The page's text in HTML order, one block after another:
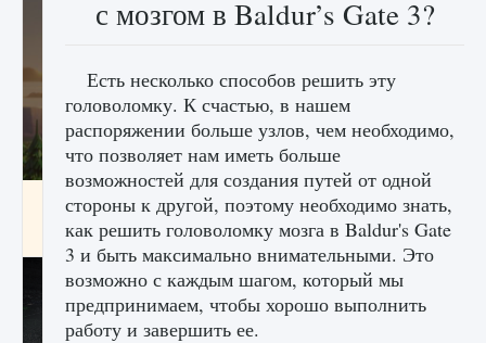
Как заработать медали лиги Clash of Clans
9 августа 2024 2 599 0 1
с мозгом в Baldur’s Gate 3?
Есть несколько способов решить эту
головоломку. К счастью, в нашем
распоряжении больше узлов, чем необходимо,
что позволяет нам иметь больше
возможностей для создания путей от одной
стороны к другой, поэтому необходимо знать,
как решить головоломку мозга в Baldur's Gate
3 и быть максимально внимательными. Это
возможно с каждым шагом, который мы
предпринимаем, чтобы хорошо выполнить
работу и завершить ее.